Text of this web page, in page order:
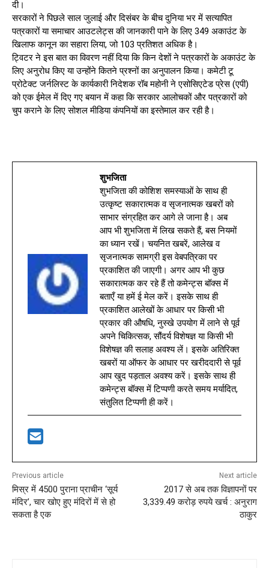
दी।
सरकारों ने पिछले साल जुलाई और दिसंबर के बीच दुनिया भर में सत्यापित
पत्रकारों या समाचार आउटलेट्स की जानकारी पाने के लिए 349 अकाउंट के
खिलाफ कानून का सहारा लिया, जो 103 प्रतिशत अधिक है।
ट्विटर ने इस बात का विवरण नहीं दिया कि किन देशों ने पत्रकारों के अकाउंट के
लिए अनुरोध किए या उन्होंने कितने प्रश्नों का अनुपालन किया। कमेटी टू
प्रोटेक्ट जर्नलिस्ट के कार्यकारी निदेशक रॉब महोनी ने एसोसिएटेड प्रेस (एपी)
को एक ईमेल में दिए गए बयान में कहा कि सरकार आलोचकों और पत्रकारों को
चुप कराने के लिए सोशल मीडिया कंपनियों का इस्तेमाल कर रही है।
शुभजिता
शुभजिता की कोशिश समस्याओं के साथ ही
उत्कृष्ट सकारात्मक व सृजनात्मक खबरों को
साभार संग्रहित कर आगे ले जाना है। अब
आप भी शुभजिता में लिख सकते हैं, बस नियमों
का ध्यान रखें। चयनित खबरें, आलेख व
सृजनात्मक सामग्री इस वेबपत्रिका पर
प्रकाशित की जाएगी। अगर आप भी कुछ
सकारात्मक कर रहे हैं तो कमेन्ट्स बॉक्स में
बताएँ या हमें ई मेल करें। इसके साथ ही
प्रकाशित आलेखों के आधार पर किसी भी
प्रकार की औषधि, नुस्खे उपयोग में लाने से पूर्व
अपने चिकित्सक, सौंदर्य विशेषज्ञ या किसी भी
विशेषज्ञ की सलाह अवश्य लें। इसके अतिरिक्त
खबरों या ऑफर के आधार पर खरीददारी से पूर्व
आप खुद पड़ताल अवश्य करें। इसके साथ ही
कमेन्ट्स बॉक्स में टिप्पणी करते समय मर्यादित,
संतुलित टिप्पणी ही करें।
Previous article
मिस्र में 4500 पुराना प्राचीन ‘सूर्य
मंदिर’, चार खोए हुए मंदिरों में से हो
सकता है एक
Next article
2017 से अब तक विज्ञापनों पर
3,339.49 करोड़ रुपये खर्च : अनुराग
ठाकुर